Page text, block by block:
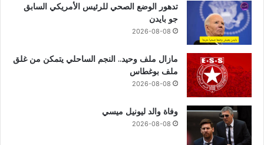
تدهور الوضع الصحي للرئيس الأمريكي السابق
جو بايدن
2026-08-08
مازال ملف وحيد.. النجم الساحلي يتمكن من غلق
ملف بوغطاس
2026-08-08
وفاة والد ليونيل ميسي
2026-08-08